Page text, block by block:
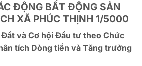
ĐỘNG BẤT ĐỘNG SẢN
XÃ PHÚC THỊNH 1/5000
Đất và Cơ hội Đầu tư theo Chức
tích Dòng tiền và Tăng trưởng